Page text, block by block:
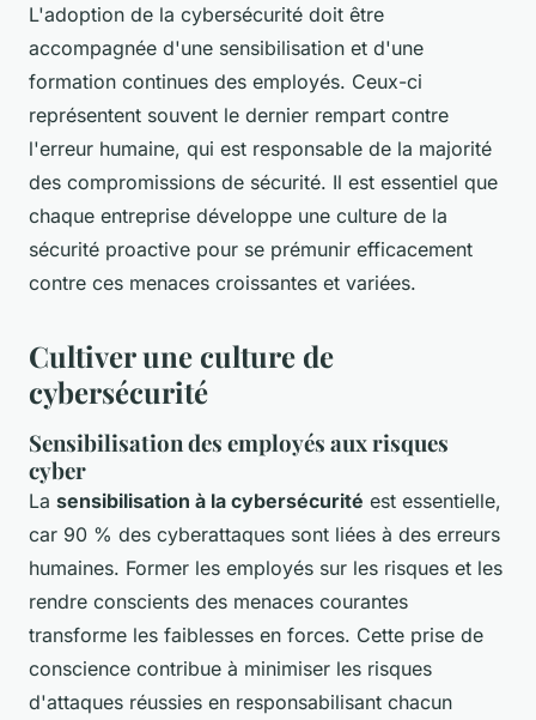
L'adoption de la cybersécurité doit être
accompagnée d'une sensibilisation et d'une
formation continues des employés. Ceux-ci
représentent souvent le dernier rempart contre
l'erreur humaine, qui est responsable de la majorité
des compromissions de sécurité. Il est essentiel que
chaque entreprise développe une culture de la
sécurité proactive pour se prémunir efficacement
contre ces menaces croissantes et variées.
Cultiver une culture de
cybersécurité
Sensibilisation des employés aux risques
cyber
La sensibilisation à la cybersécurité est essentielle,
car 90 % des cyberattaques sont liées à des erreurs
humaines. Former les employés sur les risques et les
rendre conscients des menaces courantes
transforme les faiblesses en forces. Cette prise de
conscience contribue à minimiser les risques
d'attaques réussies en responsabilisant chacun